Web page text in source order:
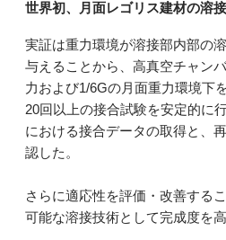
世界初、月面レゴリス建材の溶
実証は重力環境が溶接部内部の
与えることから、高真空チャン
力および1/6Gの月面重力環境下
20回以上の接合試験を安定的に
における接合データの取得と、
認した。
さらに適応性を評価・改善する
可能な溶接技術として完成度を